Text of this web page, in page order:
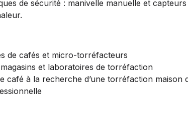
de sécurité : manivelle manuelle et capteurs
de cafés et micro-torréfacteurs
et laboratoires de torréfaction
café à la recherche d’une torréfaction maison